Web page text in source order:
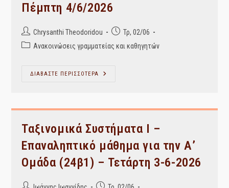
Και
–
Ψηφιακές
Βιβλιοθήκες,
Ψηφιακά
Καταθετήρια
Πέμπτη 4/6/2026
Post
author:
Chrysanthi Theodoridou
Post
published:
Τρ, 02/06
PostΑνακοινώσεις γραμματείας και καθηγητών
ΔΙΑΒΑΣΤΕ ΠΕΡΙΣΣΟΤΕΡΑ
Εθελοντές
Πέμπτη
Ταξινομικά Συστήματα Ι –
Επαναληπτικό μάθημα για την Α’
Ομάδα (24β1) – Τετάρτη 3-6-2026
Post
Post